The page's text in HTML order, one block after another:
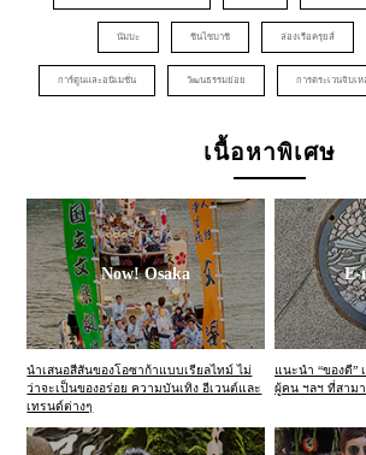
นัมบะ ชินไซบาชิ ล่องเรือครุยส์
การ์ตูนและอนิเมชั่น วัฒนธรรมย่อย การตระเวนจิบเห
เนื้อหาพิเศษ
Now! Osaka
นำเสนอสีสันของโอซาก้าแบบเรียลไทม์ ไม่
ว่าจะเป็นของอร่อย ความบันเทิง อีเวนต์และ
เทรนด์ต่างๆ
E-
แนะนำ “ของดี”
ผู้คน ฯลฯ ที่สาม